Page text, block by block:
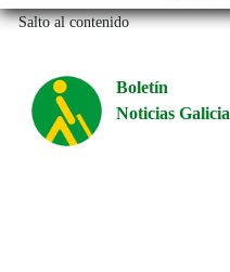
Salto al contenido
Boletín
Noticias Galicia